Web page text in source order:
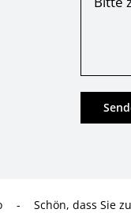
- Schön, dass Sie